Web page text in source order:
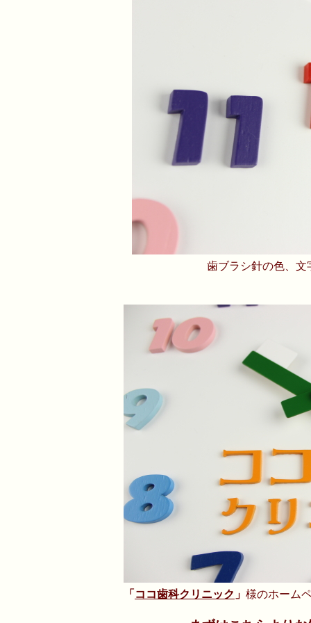
歯ブラシ針の色、
「ココ歯科クリニック 」 様のホーム